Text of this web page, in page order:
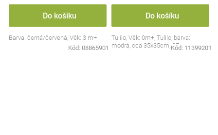
Do košíku
Barva: černá/červená, Věk: 3 m+
Kód: 08865901
Do košíku
Tulilo, Věk: 0m+, Tulilo, barva:
modrá, cca 35x35cm, CE
Kód: 11399201